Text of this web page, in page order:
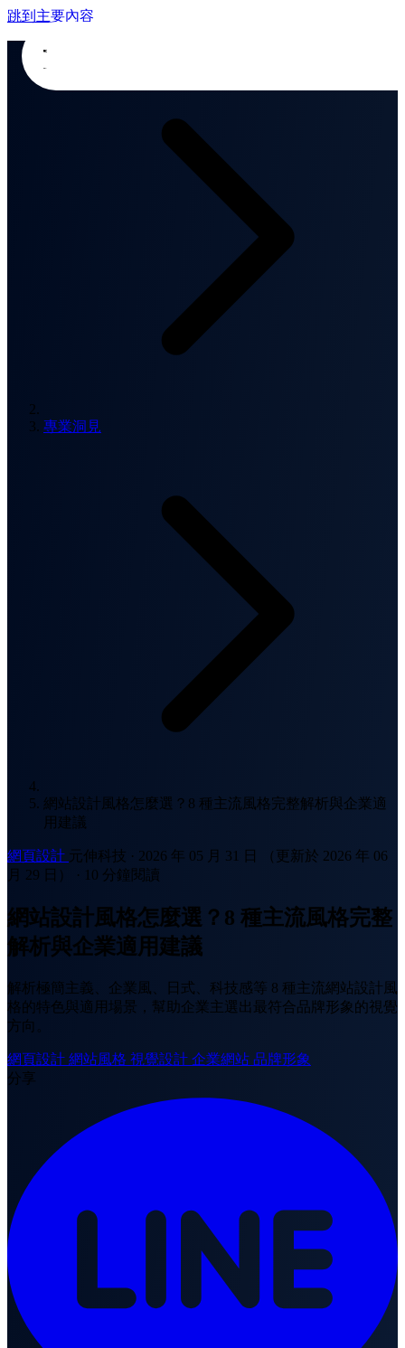
跳到主要內容
首頁
專業洞見
網站設計風格怎麼選？8 種主流風格完整解析與企業適
用建議
網頁設計 元伸科技 · 2026 年 05 月 31 日
（更新於 2026 年 06
月 29 日）
· 10 分鐘閱讀
網站設計風格怎麼選？8 種主流風格完整
解析與企業適用建議
解析極簡主義、企業風、日式、科技感等 8 種主流網站設計風
格的特色與適用場景，幫助企業主選出最符合品牌形象的視覺
方向。
網頁設計 網站風格 視覺設計 企業網站 品牌形象
分享